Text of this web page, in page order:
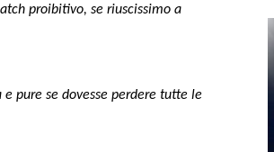
proibitivo, se riuscissimo a
pure se dovesse perdere tutte le